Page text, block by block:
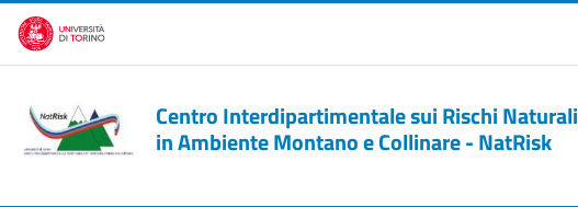
Salta al contenuto principale
Centro Interdipartimentale sui Rischi Naturali
in Ambiente Montano e Collinare - NatRisk